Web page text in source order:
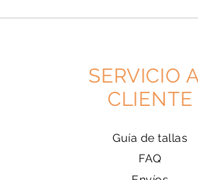
SERVICIO
CLIENTE
Guía de tallas
FAQ